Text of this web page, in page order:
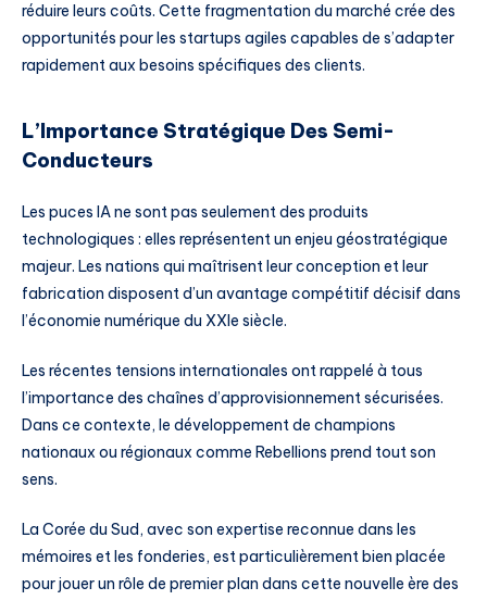
réduire leurs coûts. Cette fragmentation du marché crée des
opportunités pour les startups agiles capables de s’adapter
rapidement aux besoins spécifiques des clients.
L’Importance Stratégique Des Semi-
Conducteurs
Les puces IA ne sont pas seulement des produits
technologiques : elles représentent un enjeu géostratégique
majeur. Les nations qui maîtrisent leur conception et leur
fabrication disposent d’un avantage compétitif décisif dans
l’économie numérique du XXIe siècle.
Les récentes tensions internationales ont rappelé à tous
l’importance des chaînes d’approvisionnement sécurisées.
Dans ce contexte, le développement de champions
nationaux ou régionaux comme Rebellions prend tout son
sens.
La Corée du Sud, avec son expertise reconnue dans les
mémoires et les fonderies, est particulièrement bien placée
pour jouer un rôle de premier plan dans cette nouvelle ère des